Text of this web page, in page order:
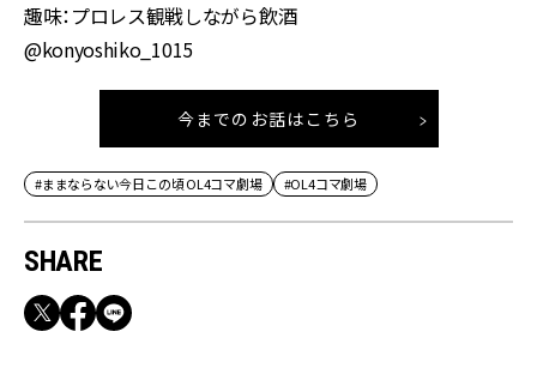
趣味：プロレス観戦しながら飲酒
@konyoshiko_1015
今までのお話はこちら
#ままならない今日この頃 OL4コマ劇場 #OL4コマ劇場
SHARE